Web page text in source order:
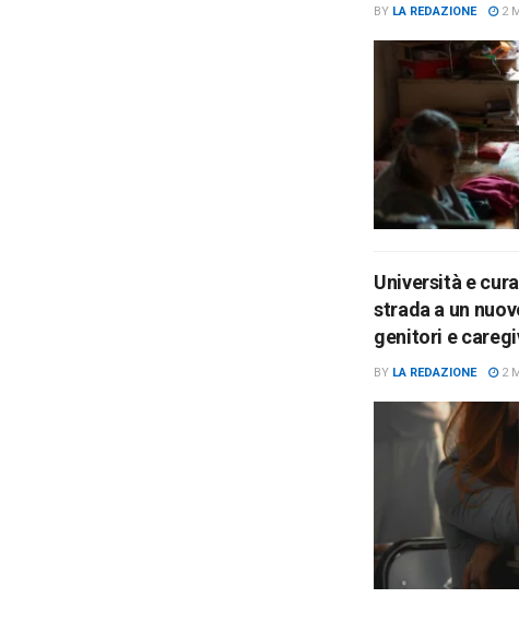
BY LA REDAZIONE 2
Università e
strada a un
genitori e
BY LA REDAZIONE 2